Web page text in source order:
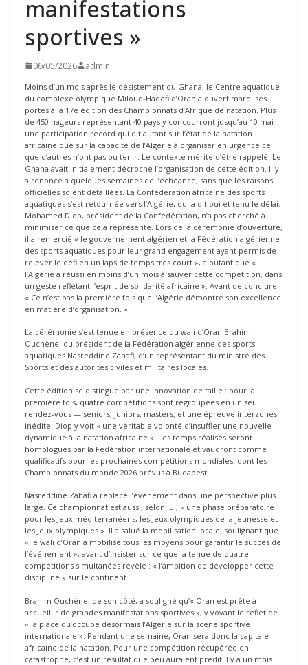
manifestations
sportives »
06/05/2026 admin
Moins d’un mois après le désistement du Ghana, le Centre aquatique
du complexe olympique Miloud-Hadefi d’Oran a ouvert mardi ses
portes à la 17e édition des Championnats d’Afrique de natation. Plus
de 450 nageurs représentant 40 pays y concourront jusqu’au 10 mai —
une participation record qui dit autant sur l’état de la natation
africaine que sur la capacité de l’Algérie à organiser en urgence ce
que d’autres n’ont pas pu tenir. Le contexte mérite d’être rappelé. Le
Ghana avait initialement décroché l’organisation de cette édition. Il y
a renoncé à quelques semaines de l’échéance, sans que les raisons
officielles soient détaillées. La Confédération africaine des sports
aquatiques s’est retournée vers l’Algérie, qui a dit oui et tenu le délai.
Mohamed Diop, président de la Confédération, n’a pas cherché à
minimiser ce que cela représente. Lors de la cérémonie d’ouverture,
il a remercié « le gouvernement algérien et la Fédération algérienne
des sports aquatiques pour leur grand engagement ayant permis de
relever le défi en un laps de temps très court », ajoutant que «
l’Algérie a réussi en moins d’un mois à sauver cette compétition, dans
un geste reflétant l’esprit de solidarité africaine ». Avant de conclure :
« Ce n’est pas la première fois que l’Algérie démontre son excellence
en matière d’organisation. »
La cérémonie s’est tenue en présence du wali d’Oran Brahim
Ouchène, du président de la Fédération algérienne des sports
aquatiques Nasreddine Zahafi, d’un représentant du ministre des
Sports et des autorités civiles et militaires locales.
Cette édition se distingue par une innovation de taille : pour la
première fois, quatre compétitions sont regroupées en un seul
rendez-vous — seniors, juniors, masters, et une épreuve interzones
inédite. Diop y voit « une véritable volonté d’insuffler une nouvelle
dynamique à la natation africaine ». Les temps réalisés seront
homologués par la Fédération internationale et vaudront comme
qualificatifs pour les prochaines compétitions mondiales, dont les
Championnats du monde 2026 prévus à Budapest.
Nasreddine Zahafi a replacé l’événement dans une perspective plus
large. Ce championnat est aussi, selon lui, « une phase préparatoire
pour les Jeux méditerranéens, les Jeux olympiques de la jeunesse et
les Jeux olympiques ». Il a salué la mobilisation locale, soulignant que
« le wali d’Oran a mobilisé tous les moyens pour garantir le succès de
l’événement », avant d’insister sur ce que la tenue de quatre
compétitions simultanées révèle : « l’ambition de développer cette
discipline » sur le continent.
Brahim Ouchène, de son côté, a souligné qu’« Oran est prête à
accueillir de grandes manifestations sportives », y voyant le reflet de
« la place qu’occupe désormais l’Algérie sur la scène sportive
internationale ». Pendant une semaine, Oran sera donc la capitale
africaine de la natation. Pour une compétition récupérée en
catastrophe, c’est un résultat que peu auraient prédit il y a un mois.